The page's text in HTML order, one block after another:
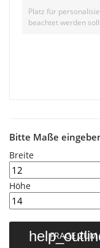
Bitte Maße
Breite
Höhe
FRAGE ZUM